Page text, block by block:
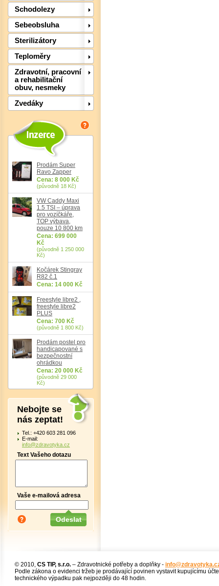
Schodolezy
Sebeobsluha
Sterilizátory
Teploměry
Zdravotní, pracovní
a rehabilitační
obuv, nesmeky
Zvedáky
Prodám Super
Ravo Zapper
Cena: 8 000 Kč
(původně 18 Kč)
VW Caddy Maxi
1.5 TSI – úprava
pro vozíčkáře,
TOP výbava,
pouze 10 800 km
Cena: 699 000
Kč
(původně 1 250 000
Kč)
Kočárek Stingray
R82 č.1
Cena: 14 000 Kč
Freestyle libre2 ,
freestyle libre2
PLUS
Cena: 700 Kč
(původně 1 800 Kč)
Prodám postel pro
handicapované s
bezpečnostní
ohrádkou
Cena: 20 000 Kč
(původně 29 000
Kč)
Nebojte se
nás zeptat!
Tel.: +420 603 281 096
E-mail:
info@zdravotyka.cz
Text Vašeho dotazu
Vaše e-mailová adresa
© 2010, CS TIP, s.r.o. – Zdravotnické potřeby a doplňky -
Podle zákona o evidenci tržeb je prodávající povinen vystavit kupujícímu
technického výpadku pak nejpozději do 48 hodin.